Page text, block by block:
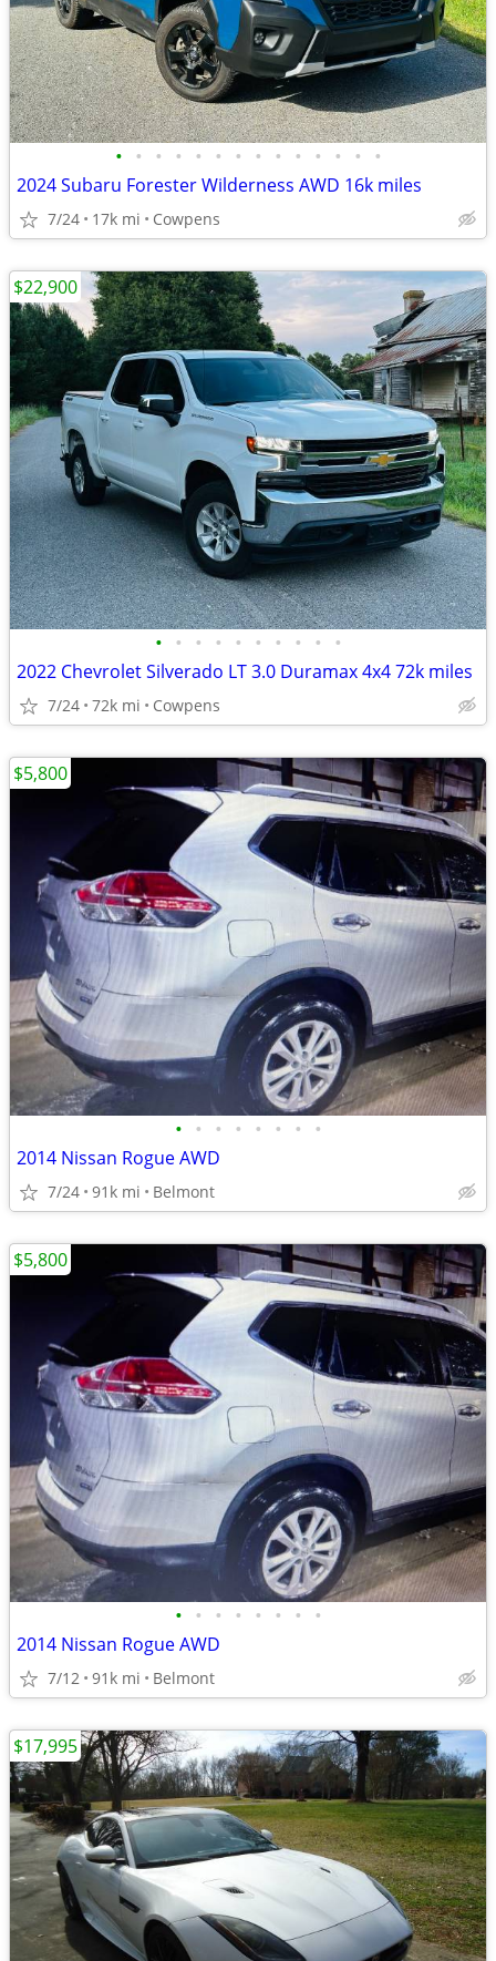
• • • • • • • • • • • • • •
2024 Subaru Forester Wilderness AWD 16k miles
7/24 17k mi Cowpens
• • • • • • • • • •
2022 Chevrolet Silverado LT 3.0 Duramax 4x4 72k miles
7/24 72k mi Cowpens
$22,900
• • • • • • • •
2014 Nissan Rogue AWD
7/24 91k mi Belmont
$5,800
• • • • • • • •
2014 Nissan Rogue AWD
7/12 91k mi Belmont
$5,800
$17,995